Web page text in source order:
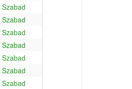
Szabad
Szabad
Szabad
Szabad
Szabad
Szabad
Szabad